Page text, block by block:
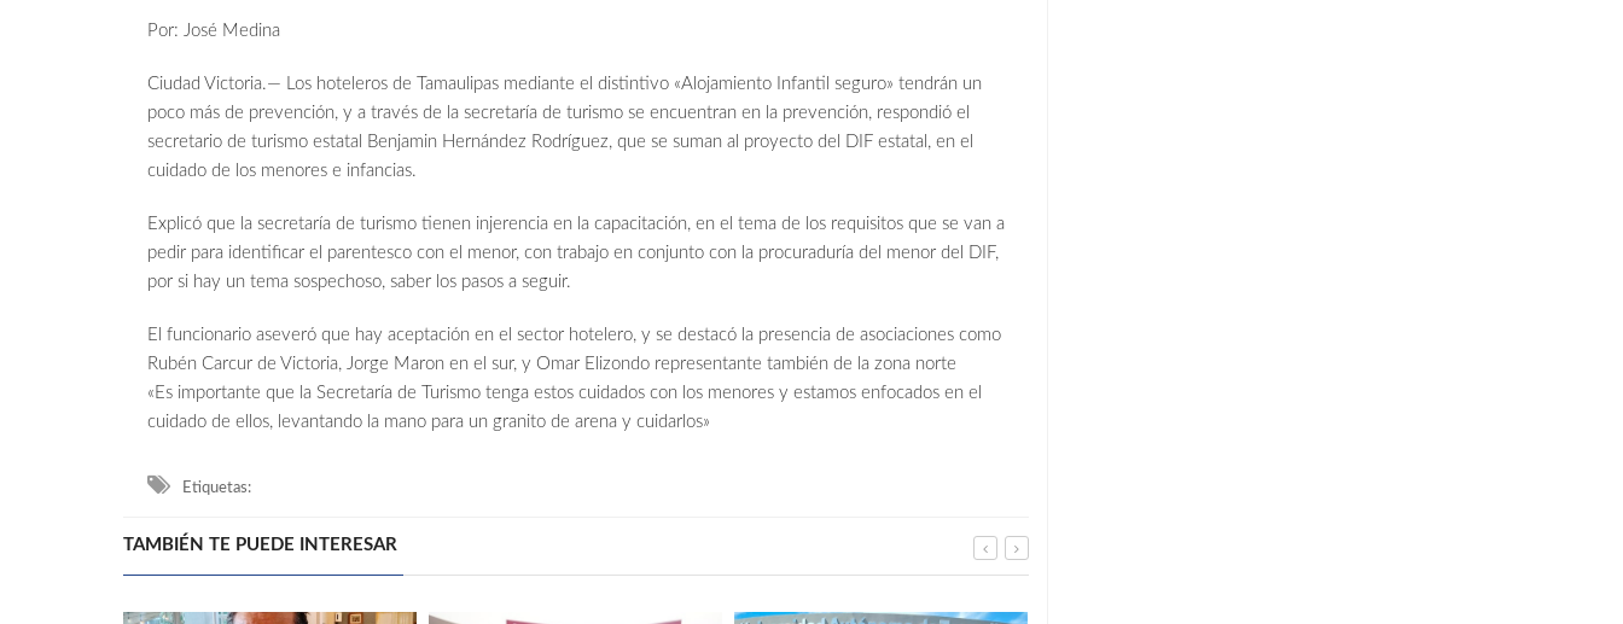
Por: José Medina
Ciudad Victoria.— Los hoteleros de Tamaulipas mediante el distintivo «Alojamiento Infantil seguro» tendrán un
poco más de prevención, y a través de la secretaría de turismo se encuentran en la prevención, respondió el
secretario de turismo estatal Benjamin Hernández Rodríguez, que se suman al proyecto del DIF estatal, en el
cuidado de los menores e infancias.
Explicó que la secretaría de turismo tienen injerencia en la capacitación, en el tema de los requisitos que se van a
pedir para identificar el parentesco con el menor, con trabajo en conjunto con la procuraduría del menor del DIF,
por si hay un tema sospechoso, saber los pasos a seguir.
El funcionario aseveró que hay aceptación en el sector hotelero, y se destacó la presencia de asociaciones como
Rubén Carcur de Victoria, Jorge Maron en el sur, y Omar Elizondo representante también de la zona norte
«Es importante que la Secretaría de Turismo tenga estos cuidados con los menores y estamos enfocados en el
cuidado de ellos, levantando la mano para un granito de arena y cuidarlos»
Etiquetas:
TAMBIÉN TE PUEDE INTERESAR